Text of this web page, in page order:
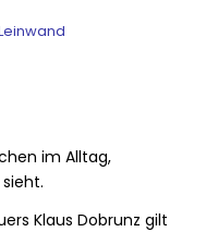
im Alltag,
Klaus Dobrunz gilt